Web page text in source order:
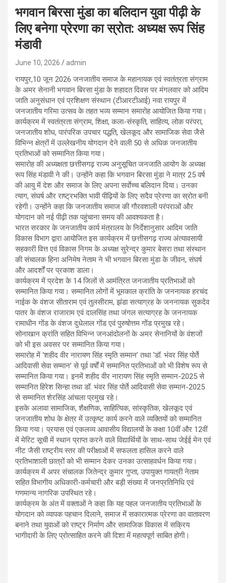
भगवान बिरसा मुंडा का बलिदान युवा पीढ़ी के
लिए बनेगा प्रेरणा का स्रोत: अध्यक्ष रूप सिंह
मंडावी
June 10, 2026 admin
रायपुर,10 जून 2026 जनजातीय समाज के महानायक एवं स्वतंत्रता संग्राम
के अमर सेनानी भगवान बिरसा मुंडा के शहादत दिवस पर मंगलवार को आदिम
जाति अनुसंधान एवं प्रशिक्षण संस्थान (टीआरटीआई) नवा रायपुर में
जनजातीय गरिमा उत्सव के तहत भव्य सम्मान समारोह आयोजित किया गया।
कार्यक्रम में स्वतंत्रता संग्राम, शिक्षा, कला-संस्कृति, साहित्य, लोक परंपरा,
जनजातीय शोध, पारंपरिक उपचार पद्धति, खेलकूद और सामाजिक सेवा जैसे
विभिन्न क्षेत्रों में उल्लेखनीय योगदान देने वाली 50 से अधिक जनजातीय
प्रतिभाओं को सम्मानित किया गया।
समारोह की अध्यक्षता छत्तीसगढ़ राज्य अनुसूचित जनजाति आयोग के अध्यक्ष
रूप सिंह मंडावी ने की। उन्होंने कहा कि भगवान बिरसा मुंडा ने मात्र 25 वर्ष
की आयु में देश और समाज के लिए अपना सर्वाेच्च बलिदान दिया। उनका
त्याग, संघर्ष और राष्ट्रभक्ति भावी पीढ़ियों के लिए सदैव प्रेरणा का स्रोत बनी
रहेगी। उन्होंने कहा कि जनजातीय समाज की गौरवशाली परंपराओं और
योगदान को नई पीढ़ी तक पहुंचाना समय की आवश्यकता है।
भारत सरकार के जनजातीय कार्य मंत्रालय के निर्देशानुसार आदिम जाति
विकास विभाग द्वारा आयोजित इस कार्यक्रम में छत्तीसगढ़ राज्य अंत्यावसायी
सहकारी वित्त एवं विकास निगम के अध्यक्ष सुरेन्द्र कुमार बेसरा तथा संस्थान
की संचालक हिना अनिमेष नेताम ने भी भगवान बिरसा मुंडा के जीवन, संघर्ष
और आदर्शों पर प्रकाश डाला।
कार्यक्रम में प्रदेश के 14 जिलों से आमंत्रित जनजातीय प्रतिभाओं को
सम्मानित किया गया। सम्मानित लोगों में भूमकाल क्रांति के जननायक हरचंद
नाईक के वंशज सीताराम एवं तुलसीराम, झंडा सत्याग्रह के जननायक सुकदेव
पातर के वंशज राजाराम एवं दालसिंह तथा जंगल सत्याग्रह के जननायक
रामाधीन गोंड के वंशज दुधेलाल गोंड एवं पुरुषोत्तम गोंड प्रमुख रहे।
सोनाखान क्रांति सहित विभिन्न जनआंदोलनों के अमर सेनानियों के वंशजों
को भी इस अवसर पर सम्मानित किया गया।
समारोह में ‘शहीद वीर नारायण सिंह स्मृति सम्मान’ तथा ‘डॉ. भंवर सिंह पोर्ते
आदिवासी सेवा सम्मान’ से पूर्व वर्षों में सम्मानित प्रतिभाओं को भी विशेष रूप से
सम्मानित किया गया। इनमें शहीद वीर नारायण सिंह स्मृति सम्मान-2025 से
सम्मानित हिरेश सिन्हा तथा डॉ. भंवर सिंह पोर्ते आदिवासी सेवा सम्मान-2025
से सम्मानित शेरसिंह आंचला प्रमुख रहे।
इसके अलावा सामाजिक, शैक्षणिक, साहित्यिक, सांस्कृतिक, खेलकूद एवं
जनजातीय शोध के क्षेत्र में उत्कृष्ट कार्य करने वाले व्यक्तियों को सम्मानित
किया गया। प्रयास एवं एकलव्य आवासीय विद्यालयों के कक्षा 10वीं और 12वीं
में मेरिट सूची में स्थान प्राप्त करने वाले विद्यार्थियों के साथ-साथ जेईई मेन एवं
नीट जैसी राष्ट्रीय स्तर की परीक्षाओं में सफलता हासिल करने वाले
प्रतिभाशाली छात्रों को भी सम्मान देकर उनका उत्साहवर्धन किया गया।
कार्यक्रम में अपर संचालक जितेन्द्र कुमार गुप्ता, उपायुक्त गायत्री नेताम
सहित विभागीय अधिकारी-कर्मचारी और बड़ी संख्या में जनप्रतिनिधि एवं
गणमान्य नागरिक उपस्थित रहे।
कार्यक्रम के अंत में वक्ताओं ने कहा कि यह पहल जनजातीय प्रतिभाओं के
योगदान को व्यापक पहचान दिलाने, समाज में सकारात्मक प्रेरणा का वातावरण
बनाने तथा युवाओं को राष्ट्र निर्माण और सामाजिक विकास में सक्रिय
भागीदारी के लिए प्रोत्साहित करने की दिशा में महत्वपूर्ण साबित होगी।